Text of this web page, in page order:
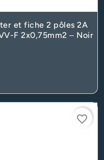
et fiche 2 pôles 2A
F 2x0,75mm2 – Noir
favorite_border